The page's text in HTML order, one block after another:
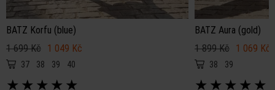
BATZ Korfu (blue)
1 699 Kč 1 049 Kč
37 38 39 40
★ ★ ★ ★ ★
BATZ Aura (gold)
1 899 Kč 1 069 Kč
38 39
★ ★ ★ ★ ★